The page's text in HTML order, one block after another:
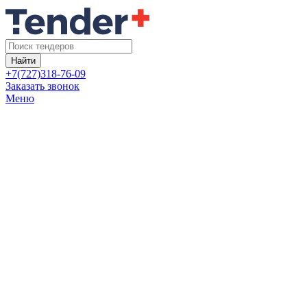
Найти
+7(727)318-76-09
Заказать звонок
Меню